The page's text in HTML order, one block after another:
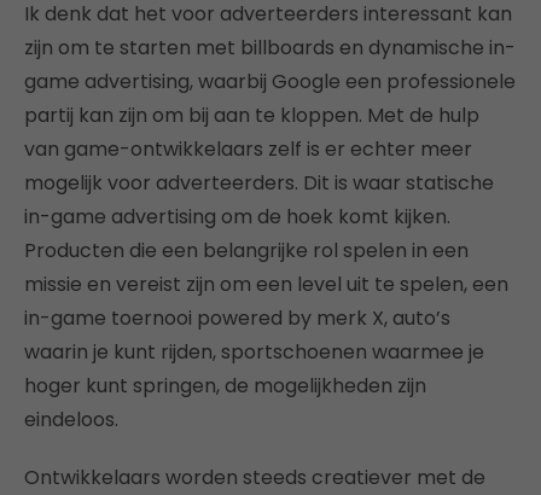
Ik denk dat het voor adverteerders interessant kan
zijn om te starten met billboards en dynamische in-
game advertising, waarbij Google een professionele
partij kan zijn om bij aan te kloppen. Met de hulp
van game-ontwikkelaars zelf is er echter meer
mogelijk voor adverteerders. Dit is waar statische
in-game advertising om de hoek komt kijken.
Producten die een belangrijke rol spelen in een
missie en vereist zijn om een level uit te spelen, een
in-game toernooi powered by merk X, auto’s
waarin je kunt rijden, sportschoenen waarmee je
hoger kunt springen, de mogelijkheden zijn
eindeloos.
Ontwikkelaars worden steeds creatiever met de